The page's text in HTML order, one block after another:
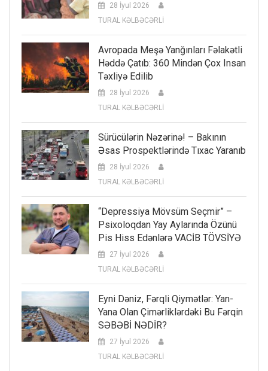
28 İyul 2026
TURAL KƏLBƏCƏRLİ
Avropada Meşə Yanğınları Fəlakətli
Həddə Çatıb: 360 Mindən Çox Insan
Təxliyə Edilib
28 İyul 2026
TURAL KƏLBƏCƏRLİ
Sürücülərin Nəzərinə! – Bakının
Əsas Prospektlərində Tıxac Yaranıb
28 İyul 2026
TURAL KƏLBƏCƏRLİ
“Depressiya Mövsüm Seçmir” –
Psixoloqdan Yay Aylarında Özünü
Pis Hiss Edənlərə VACİB TÖVSİYƏ
27 İyul 2026
TURAL KƏLBƏCƏRLİ
Eyni Dəniz, Fərqli Qiymətlər: Yan-
Yana Olan Çimərliklərdəki Bu Fərqin
SƏBƏBİ NƏDİR?
27 İyul 2026
TURAL KƏLBƏCƏRLİ